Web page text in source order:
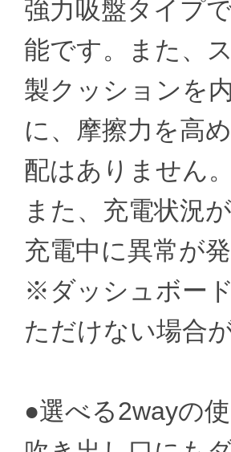
強力吸盤タイプ
能です。また、
製クッションを
に、摩擦力を高
配はありません。
また、充電状況
充電中に異常が
※ダッシュボー
ただけない場合
●選べる2wayの